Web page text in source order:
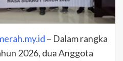
– Dalam rangka
2026, dua Anggota